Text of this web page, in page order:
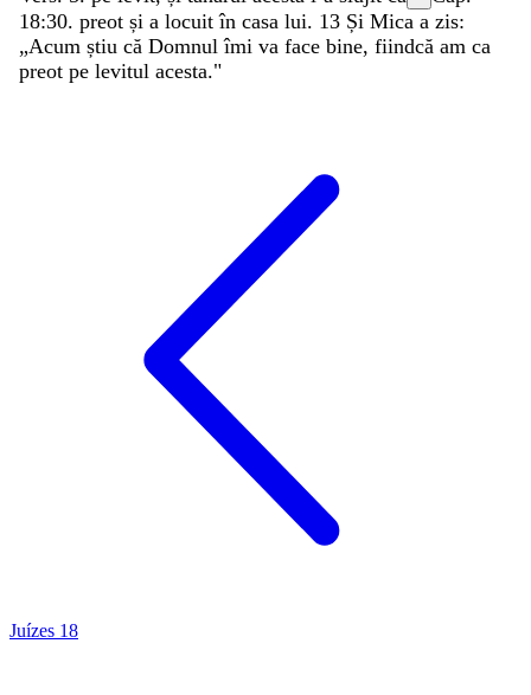
18:30. preot și a locuitîn casa lui. 13 Și Mica a zis:
„Acum știu că Domnulîmi va face bine, fiindcă am ca
preot pe levitul acesta."
Juízes 18